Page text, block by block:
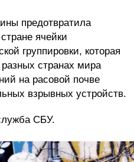
предотвратила
ячейки
группировки, которая
странах мира
на расовой почве
взрывных устройств.
СБУ.